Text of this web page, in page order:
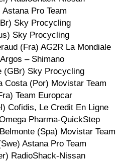
Pro Team
Sky Procycling
Sky Procycling
(Fra) AG2R La Mondiale
– Shimano
Sky Procycling
(Por) Movistar Team
Team Europcar
Le Credit En Ligne
Pharma-QuickStep
(Spa) Movistar Team
Astana Pro Team
RadioShack-Nissan